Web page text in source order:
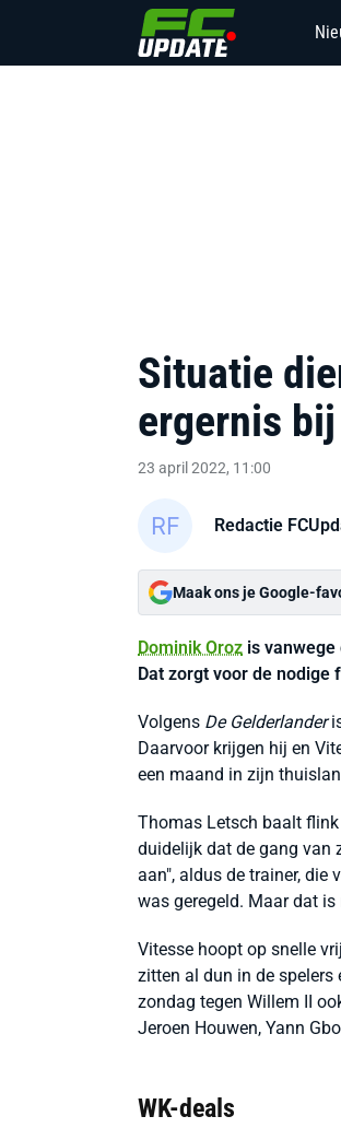
Situatie
ergernis
23 april 2022, 11:00
Redactie
Maak ons je Google-
Dominik Oroz is
Dat zorgt voor de nodige
Volgens De Gelderlander
Daarvoor krijgen hij en
een maand in zijn
Thomas Letsch baalt
duidelijk dat de gang van
aan", aldus de trainer, die
was geregeld. Maar dat is
Vitesse hoopt op snelle
zitten al dun in de spelers
zondag tegen Willem II
Jeroen Houwen, Yann
WK-deals